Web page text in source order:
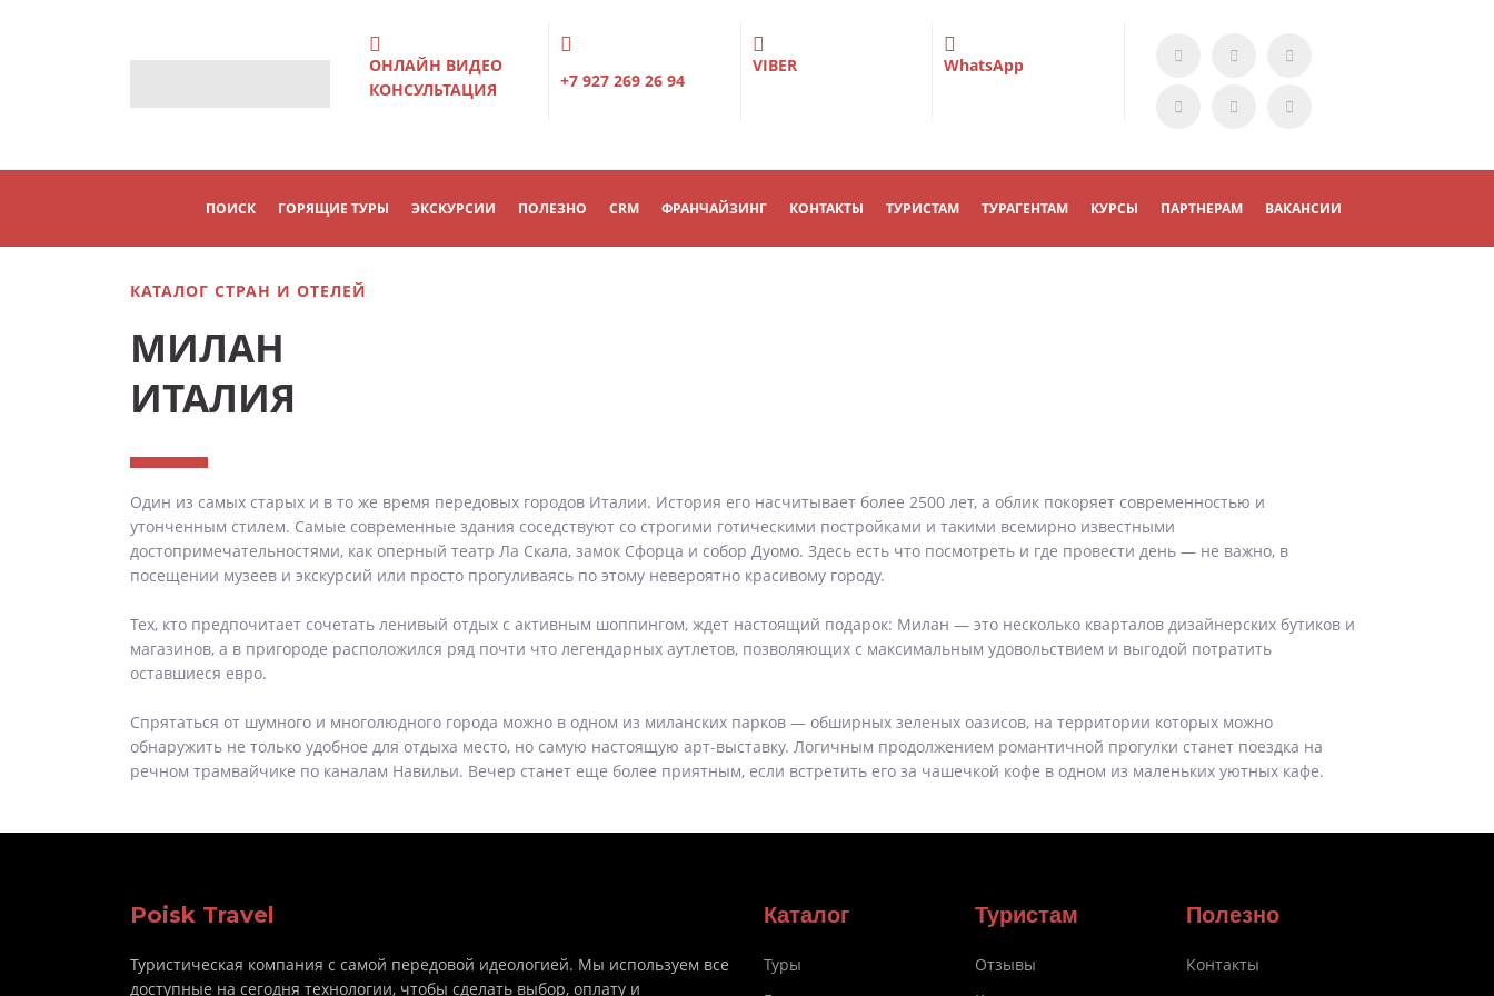
ОНЛАЙН ВИДЕО
КОНСУЛЬТАЦИЯ
+7 927 269 26 94
VIBER WhatsApp
ПОИСК ГОРЯЩИЕ ТУРЫ ЭКСКУРСИИ ПОЛЕЗНО CRM ФРАНЧАЙЗИНГ КОНТАКТЫ ТУРИСТАМ ТУРАГЕНТАМ КУРСЫ ПАРТНЕРАМ ВАКАНСИИ
КАТАЛОГ СТРАН И ОТЕЛЕЙ
МИЛАН
ИТАЛИЯ
Один из самых старых и в то же время передовых городов Италии. История его насчитывает более 2500 лет, а облик покоряет современностью и
утонченным стилем. Самые современные здания соседствуют со строгими готическими постройками и такими всемирно известными
достопримечательностями, как оперный театр Ла Скала, замок Сфорца и собор Дуомо. Здесь есть что посмотреть и где провести день — не важно, в
посещении музеев и экскурсий или просто прогуливаясь по этому невероятно красивому городу.
Тех, кто предпочитает сочетать ленивый отдых с активным шоппингом, ждет настоящий подарок: Милан — это несколько кварталов дизайнерских бутиков и
магазинов, а в пригороде расположился ряд почти что легендарных аутлетов, позволяющих с максимальным удовольствием и выгодой потратить
оставшиеся евро.
Спрятаться от шумного и многолюдного города можно в одном из миланских парков — обширных зеленых оазисов, на территории которых можно
обнаружить не только удобное для отдыха место, но самую настоящую арт-выставку. Логичным продолжением романтичной прогулки станет поездка на
речном трамвайчике по каналам Навильи. Вечер станет еще более приятным, если встретить его за чашечкой кофе в одном из маленьких уютных кафе.
Poisk Travel
Туристическая компания с самой передовой идеологией. Мы используем все
доступные на сегодня технологии, чтобы сделать выбор, оплату и
Каталог
Туры
Туристам
Отзывы
Полезно
Контакты